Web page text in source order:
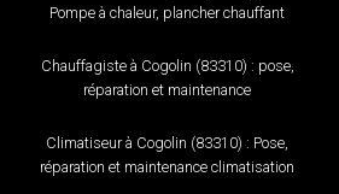
Pompe à chaleur, plancher chauffant
Chauffagiste à Cogolin (83310) : pose,
réparation et maintenance
Climatiseur à Cogolin (83310) : Pose,
réparation et maintenance climatisation